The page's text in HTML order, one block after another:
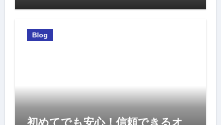
Blog
初めてでも安心！信頼できるオ